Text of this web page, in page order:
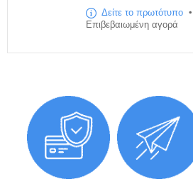
Δείτε το πρωτότυπο •
Επιβεβαιωμένη αγορά